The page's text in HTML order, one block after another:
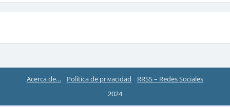
Acerca de… Política de privacidad
RRSS – Redes Sociales
2024